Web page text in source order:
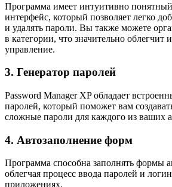
Программа имеет интуитивно
интерфейс, который позволяет легко
и удалять пароли. Вы также можете
в категории, что значительно облегчит
управление.
3. Генератор паролей
Password Manager XP обладает
паролей, который поможет вам
сложные пароли для каждого из ваших
4. Автозаполнение форм
Программа способна заполнять формы
облегчая процесс ввода паролей и
приложениях.